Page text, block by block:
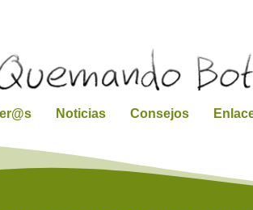
Noticias Consejos